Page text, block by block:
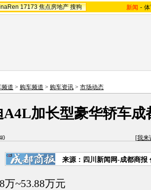
17173 焦点房地产 搜狗 新闻 -
频道 > 购车频道 > 购车资讯 > 市场动态
A4L加长型豪华轿车成
[我来
来源：四川新闻网-成都商报
~53.88万元